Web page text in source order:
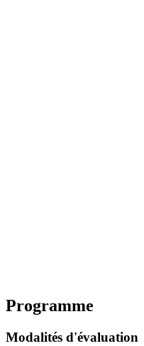
Programme
Modalités d'évaluation